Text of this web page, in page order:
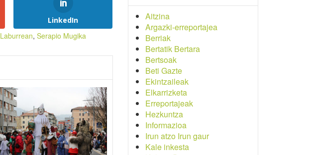
LinkedIn
Laburrean, Serapio Mugika
Aitzina
Argazki-erreportajea
Berriak
Bertatik Bertara
Bertsoak
Beti Gazte
Ekintzaileak
Elkarrizketa
Erreportajeak
Hezkuntza
Informazioa
Irun atzo Irun gaur
Kale inkesta